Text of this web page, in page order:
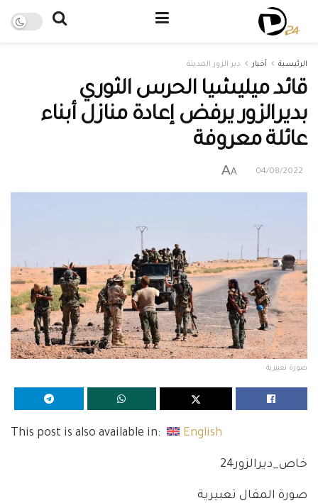
الرئيسية أخبار دير الزور المدينة
قائد ميليشيا الحرس الثوري
بديرالزور يرفض إعادة منازل أبناء
عائلة معروفة
04/08/2022
A
A
صورة تعبيرية
This post is also available in: English
خاص_ديرالزور24
صورة المقال تعبيرية